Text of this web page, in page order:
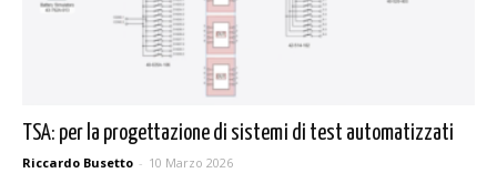
TSA: per la progettazione di sistemi di test automatizzati
Riccardo Busetto - 10 Marzo 2026